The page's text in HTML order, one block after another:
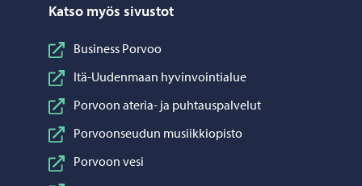
Katso myös sivustot
Business Porvoo
Itä-Uudenmaan hyvinvointialue
Porvoon ateria- ja puhtauspalvelut
Porvoonseudun musiikkiopisto
Porvoon vesi